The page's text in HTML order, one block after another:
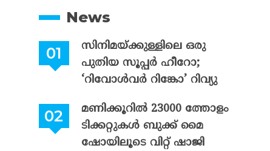
News
സിനിമയ്ക്കുള്ളിലെ ഒരു
പുതിയ സൂപ്പർ ഹീറോ;
‘റിവോൾവർ റിങ്കോ’ റിവ്യു
മണിക്കൂറിൽ 23000 ത്തോളം
ടിക്കറ്റുകൾ ബുക്ക് മൈ
ഷോയിലൂടെ വിറ്റ് ഷാജി